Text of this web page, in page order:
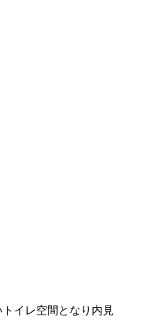
イレ空間となり内見